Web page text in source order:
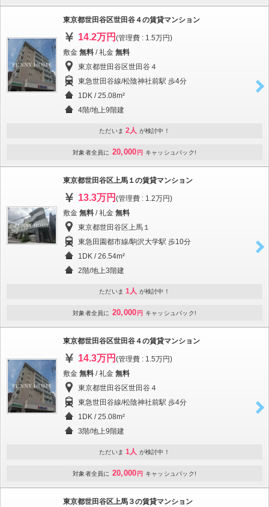
東京都世田谷区世田谷４の賃貸マンション
14.2万円 (管理費 : 1.5万円)
敷金 無料 / 礼金 無料
東京都世田谷区世田谷４
東急世田谷線/松陰神社前駅 歩4分
1DK / 25.08m²
4階/地上9階建
ただいま 2人 が検討中！
対象者全員に 20,000 円 キャッシュバック!
東京都世田谷区上馬１の賃貸マンション
13.3万円 (管理費 : 1.2万円)
敷金 無料 / 礼金 無料
東京都世田谷区上馬１
東急田園都市線/駒沢大学駅 歩10分
1DK / 26.54m²
2階/地上3階建
ただいま 1人 が検討中！
対象者全員に 20,000 円 キャッシュバック!
東京都世田谷区世田谷４の賃貸マンション
14.3万円 (管理費 : 1.5万円)
敷金 無料 / 礼金 無料
東京都世田谷区世田谷４
東急世田谷線/松陰神社前駅 歩4分
1DK / 25.08m²
3階/地上9階建
ただいま 1人 が検討中！
対象者全員に 20,000 円 キャッシュバック!
東京都世田谷区上馬３の賃貸マンション